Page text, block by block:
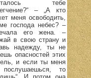
тебе
– „А кто
меня освободить,
господа небес? –
его жена. –
в свою страну и
надежду, ты не
опасностей этих
и если ты меня
то